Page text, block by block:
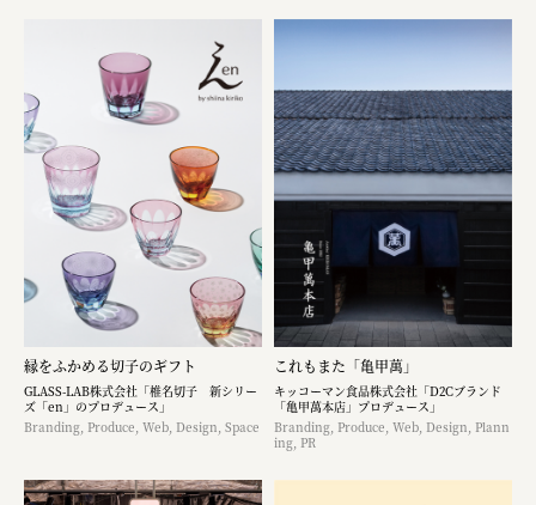
縁をふかめる切子のギフト
GLASS-LAB株式会社「椎名切子 新シリー
ズ「en」のプロデュース」
Branding, Produce, Web, Design, Space
これもまた「亀甲萬」
キッコーマン食品株式会社「D2Cブランド
「亀甲萬本店」プロデュース」
Branding, Produce, Web, Design, Plann
ing, PR